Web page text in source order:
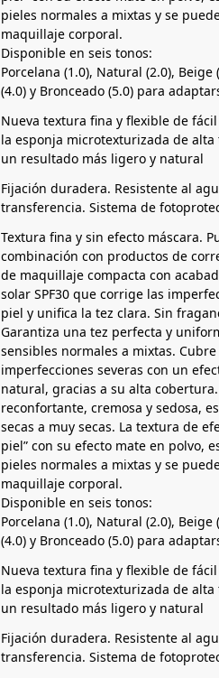
pieles normales a mixtas y se
maquillaje corporal.
Disponible en seis tonos:
Porcelana (1.0), Natural (2.0), Beige
(4.0) y Bronceado (5.0) para
Nueva textura fina y flexible de
la esponja microtexturizada de
un resultado más ligero y natural
Fijación duradera. Resistente al
transferencia. Sistema de
Textura fina y sin efecto máscara.
combinación con productos de
de maquillaje compacta con
solar SPF30 que corrige las
piel y unifica la tez clara. Sin
Garantiza una tez perfecta y
sensibles normales a mixtas.
imperfecciones severas con un
natural, gracias a su alta
reconfortante, cremosa y sedosa,
secas a muy secas. La textura de
piel” con su efecto mate en polvo,
pieles normales a mixtas y se
maquillaje corporal.
Disponible en seis tonos:
Porcelana (1.0), Natural (2.0), Beige
(4.0) y Bronceado (5.0) para
Nueva textura fina y flexible de
la esponja microtexturizada de
un resultado más ligero y natural
Fijación duradera. Resistente al
transferencia. Sistema de